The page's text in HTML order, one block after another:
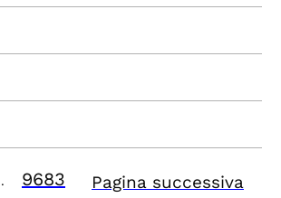
9683 Pagina successiva